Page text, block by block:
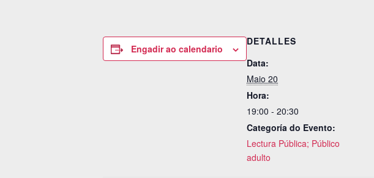
Engadir ao calendario
DETALLES
Data:
Maio 20
Hora:
19:00 - 20:30
Categoría do Evento:
Lectura Pública; Público
adulto